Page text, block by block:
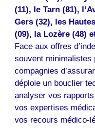
(11), le Tarn (81),
Gers (32), les
(09), la Lozère (48)
Face aux offres
souvent minimalistes
compagnies
déploie un bouclier
analyser vos
vos expertises
vos recours médico-